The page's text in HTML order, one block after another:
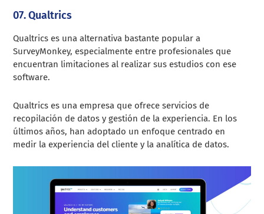
07. Qualtrics
Qualtrics es una alternativa bastante popular a
SurveyMonkey, especialmente entre profesionales que
encuentran limitaciones al realizar sus estudios con ese
software.
Qualtrics es una empresa que ofrece servicios de
recopilación de datos y gestión de la experiencia. En los
últimos años, han adoptado un enfoque centrado en
medir la experiencia del cliente y la analítica de datos.